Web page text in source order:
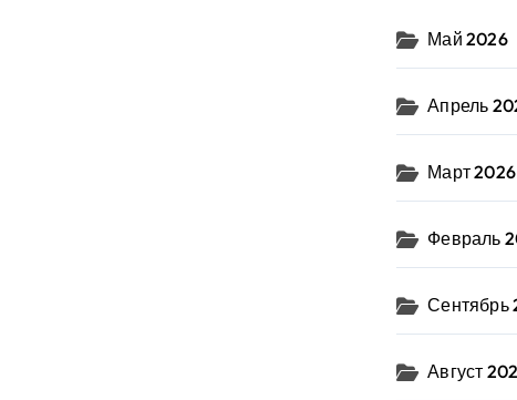
Май 2026
Апрель
Март 2026
Февраль
Сентябрь
Август